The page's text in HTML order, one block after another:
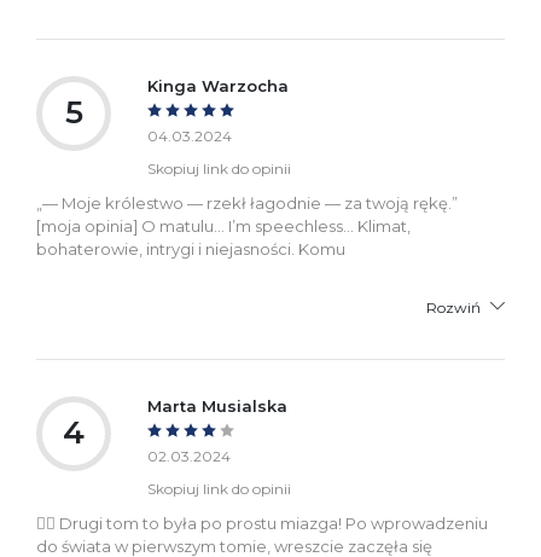
5
Kinga Warzocha
04.03.2024
Skopiuj link do opinii
„— Moje królestwo — rzekł łagodnie — za twoją rękę.”
[moja opinia] O matulu… I’m speechless… Klimat,
bohaterowie, intrygi i niejasności. Komu
Rozwiń
4
Marta Musialska
02.03.2024
Skopiuj link do opinii
🧞‍♂️ Drugi tom to była po prostu miazga! Po wprowadzeniu
do świata w pierwszym tomie, wreszcie zaczęła się